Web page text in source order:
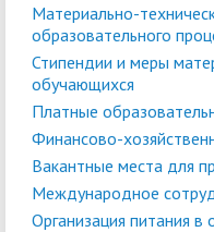
Материально-
образовательного
Стипендии и меры
обучающихся
Платные
Финансово-
Вакантные места для
Международное
Организация питания в